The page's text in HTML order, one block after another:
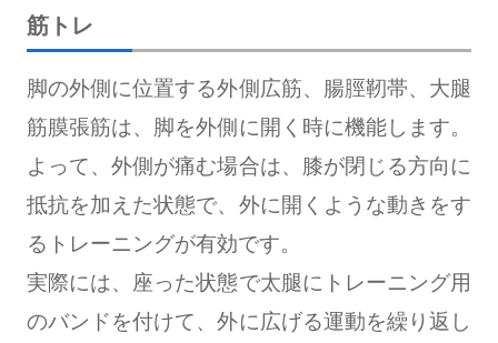
筋トレ
脚の外側に位置する外側広筋、腸脛靭帯、大腿
筋膜張筋は、脚を外側に開く時に機能します。
よって、外側が痛む場合は、膝が閉じる方向に
抵抗を加えた状態で、外に開くような動きをす
るトレーニングが有効です。
実際には、座った状態で太腿にトレーニング用
のバンドを付けて、外に広げる運動を繰り返し